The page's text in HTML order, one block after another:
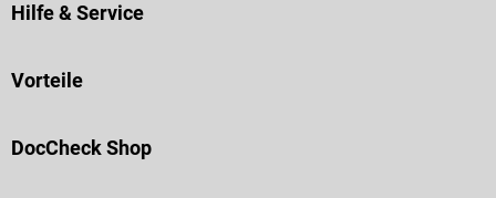
Hilfe & Service
Vorteile
DocCheck Shop